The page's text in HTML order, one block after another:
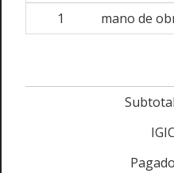
1
mano de
Subtotal
IGIC
Pagado